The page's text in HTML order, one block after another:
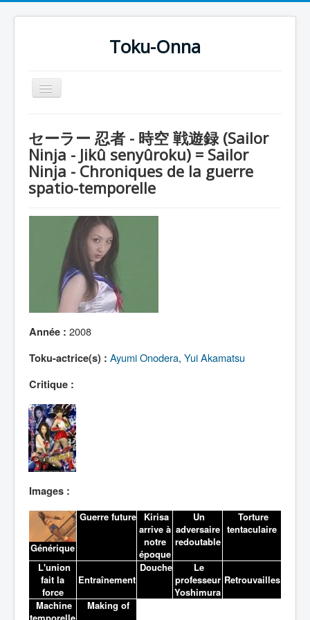
Toku-Onna
Basculer
la
Toku-Actrices
Toku-Critiques
Séries
Films
COSAA
Dessins
Artiste Asperger
Lexique
セーラー 忍者 - 時空 戦遊録 (Sailor
Ninja - Jikû senyûroku) = Sailor
Ninja - Chroniques de la guerre
spatio-temporelle
Année : 2008
Toku-actrice(s) : Ayumi Onodera, Yui Akamatsu
Critique :
Images :
Générique
Guerre future
Kirisa
arrive à
notre
époque
Un
adversaire
redoutable
Torture
tentaculaire
L'union
fait la
force
Entraînement
Douche
Le
professeur
Yoshimura
Retrouvailles
Machine
Making of